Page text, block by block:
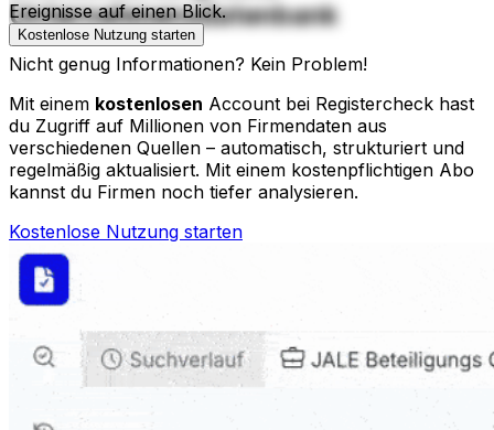
Ereignisse auf einen Blick.
Kostenlose Nutzung starten
Unternehmensdatenbank
Nicht genug Informationen? Kein Problem!
Mit einem kostenlosen Account bei Registercheck hast
du Zugriff auf Millionen von Firmendaten aus
verschiedenen Quellen – automatisch, strukturiert und
regelmäßig aktualisiert. Mit einem kostenpflichtigen Abo
kannst du Firmen noch tiefer analysieren.
Kostenlose Nutzung starten